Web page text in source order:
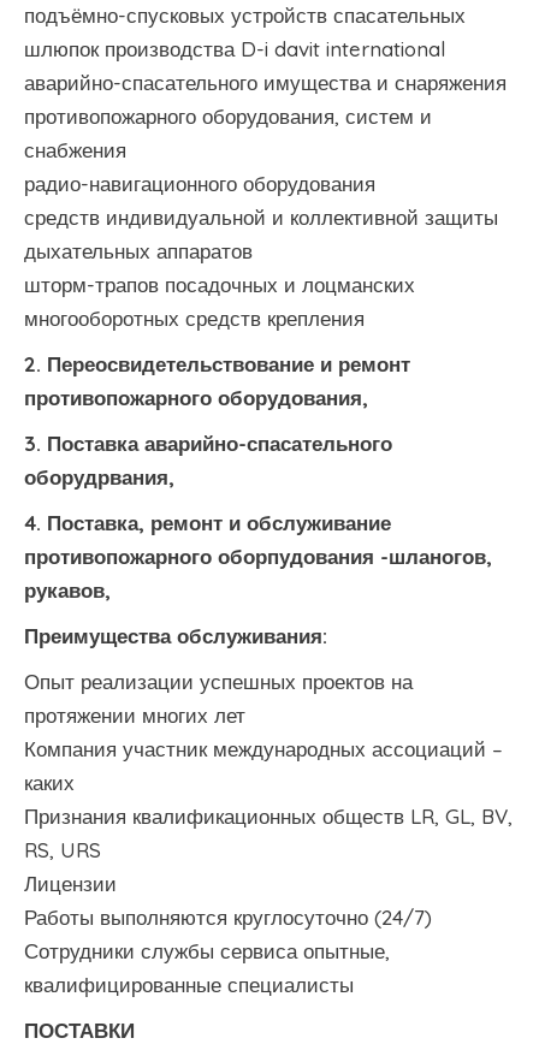
подъёмно-спусковых устройств спасательных
шлюпок производства D-i davit international
аварийно-спасательного имущества и снаряжения
противопожарного оборудования, систем и
снабжения
радио-навигационного оборудования
средств индивидуальной и коллективной защиты
дыхательных аппаратов
шторм-трапов посадочных и лоцманских
многооборотных средств крепления
2. Переосвидетельствование и ремонт
противопожарного оборудования,
3. Поставка аварийно-спасательного
оборудрвания,
4. Поставка, ремонт и обслуживание
противопожарного оборпудования -шланогов,
рукавов,
Преимущества обслуживания:
Опыт реализации успешных проектов на
протяжении многих лет
Компания участник международных ассоциаций –
каких
Признания квалификационных обществ LR, GL, BV,
RS, URS
Лицензии
Работы выполняются круглосуточно (24/7)
Сотрудники службы сервиса опытные,
квалифицированные специалисты
ПОСТАВКИ